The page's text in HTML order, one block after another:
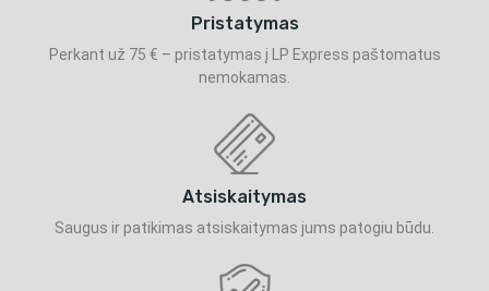
Pristatymas
Perkant už 75 € – pristatymas į LP Express paštomatus
nemokamas.
Atsiskaitymas
Saugus ir patikimas atsiskaitymas jums patogiu būdu.